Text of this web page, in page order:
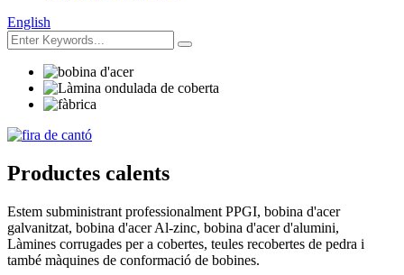
English
Productes calents
Estem subministrant professionalment PPGI, bobina d'acer
galvanitzat, bobina d'acer Al-zinc, bobina d'acer d'alumini,
Làmines corrugades per a cobertes, teules recobertes de pedra i
també màquines de conformació de bobines.